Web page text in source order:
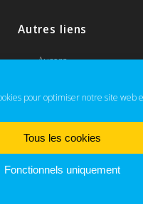
pour optimiser notre site web
Tous les cookies
Fonctionnels uniquement
Autres liens
Aurera
IFORM